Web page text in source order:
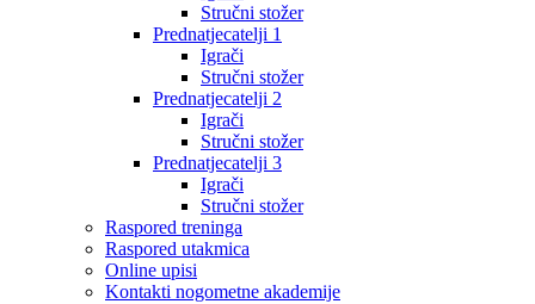
Stručni stožer
Prednatjecatelji 1
Igrači
Stručni stožer
Prednatjecatelji 2
Igrači
Stručni stožer
Prednatjecatelji 3
Igrači
Stručni stožer
Raspored treninga
Raspored utakmica
Online upisi
Kontakti nogometne akademije